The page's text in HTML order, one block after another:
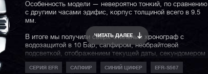
Особенность модели — невероятно тонкий, по сравнению
с другими часами эдифис, корпус толщиной всего в 9.5
мм.
В итоге мы получили сверх-стильный хронограф с
водозащитой в 10 Бар, сапфиром, необрайтовой
подсветкой, отображением текущей даты, секундомером
на 30 минут и батарейкой на 5 лет. Отличный стальной
релиз от Casio в новом тренде Edifice к тонким
ЧИТАТЬ ДАЛЕЕ
СЕРИЯ EFR САПФИР СИНИЙ ЦИФЕР EFR-S567